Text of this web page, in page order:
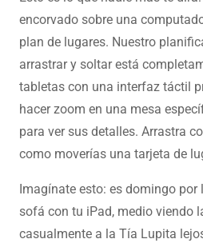
encorvado sobre una
plan de lugares. Nuestro
arrastrar y soltar está
tabletas con una interfaz táctil
hacer zoom en una mesa
para ver sus detalles. Arrastra
como moverías una tarjeta de
Imagínate esto: es domingo por
sofá con tu iPad, medio viendo
casualmente a la Tía Lupita